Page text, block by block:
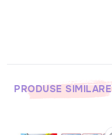
PRODUSE SIMILARE